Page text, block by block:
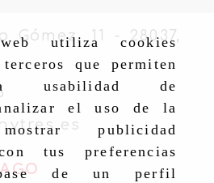
utiliza cookies
que permiten
usabilidad de
el uso de la
publicidad
tus preferencias
de un perfil
Gómez, 11 - 28037,
ventas